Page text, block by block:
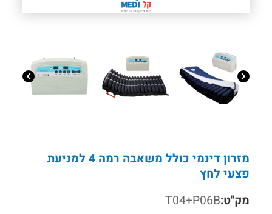
מזרון דינמי כולל משאבה רמה 4 למניעת
פצעי לחץ
מק"ט:T04+P06B